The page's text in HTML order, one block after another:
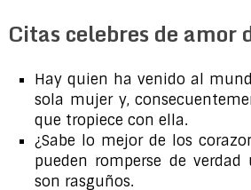
Citas celebres de amor
Hay quien ha venido al
sola mujer y,
que tropiece con ella.
¿Sabe lo mejor de los
pueden romperse de verdad
son rasguños.